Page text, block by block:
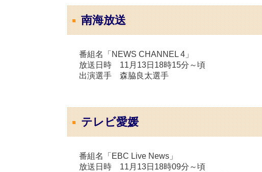
南海放送
番組名「NEWS CHANNEL 4」
放送日時 11月13日18時15分～頃
出演選手 森脇良太選手
テレビ愛媛
番組名「EBC Live News」
放送日時 11月13日18時09分～頃